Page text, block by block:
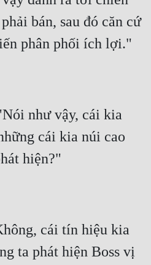
bán, sau đó căn cứ
phân phối ích lợi."
như vậy, cái kia
cái kia núi cao
hiện?"
cái tín hiệu kia
ta phát hiện Boss vị